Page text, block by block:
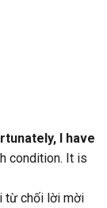
I have
condition. It is
từ chối lời mời